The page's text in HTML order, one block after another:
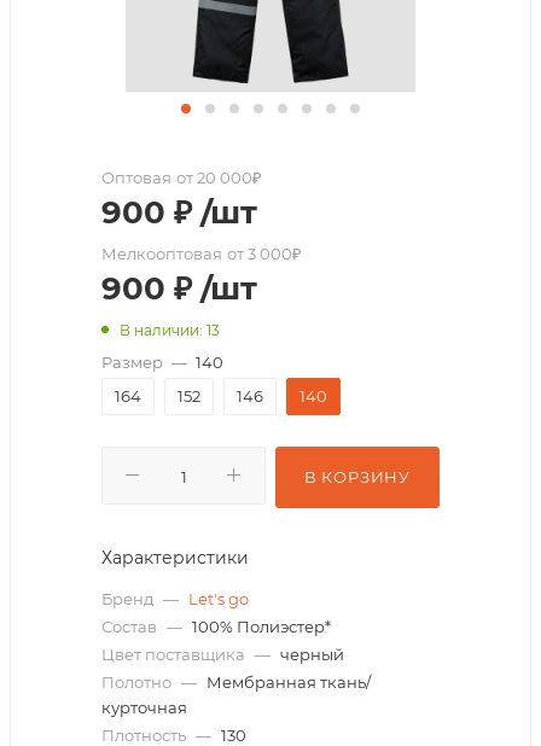
Оптовая от 20 000₽
900 ₽ /шт
Мелкооптовая от 3 000₽
900 ₽ /шт
В наличии: 13
Размер — 140
164
152 146 140
В КОРЗИНУ
Характеристики
Бренд — Let's go
Состав — 100% Полиэстер*
Цвет поставщика — черный
Полотно — Мембранная ткань/
курточная
Плотность — 130